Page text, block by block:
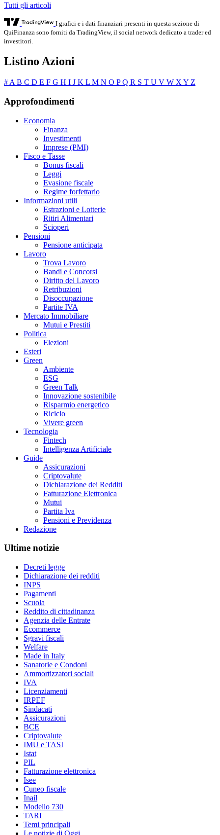
Tutti gli articoli
I grafici e i dati finanziari presenti in questa sezione di
QuiFinanza sono forniti da TradingView, il social network dedicato a trader ed
investitori.
Listino Azioni
# A B C D E F G H I J K L M N O PQ R S T U V W X Y Z
Approfondimenti
Economia
Finanza
Investimenti
Imprese (PMI)
Fisco e Tasse
Bonus fiscali
Leggi
Evasione fiscale
Regime forfettario
Informazioni utili
Estrazioni e Lotterie
Ritiri Alimentari
Scioperi
Pensioni
Pensione anticipata
Lavoro
Trova Lavoro
Bandi e Concorsi
Diritto del Lavoro
Retribuzioni
Disoccupazione
Partite IVA
Mercato Immobiliare
Mutui e Prestiti
Politica
Elezioni
Esteri
Green
Ambiente
ESG
Green Talk
Innovazione sostenibile
Risparmio energetico
Riciclo
Vivere green
Tecnologia
Fintech
Intelligenza Artificiale
Guide
Assicurazioni
Criptovalute
Dichiarazione dei Redditi
Fatturazione Elettronica
Mutui
Partita Iva
Pensioni e Previdenza
Redazione
Ultime notizie
Decreti legge
Dichiarazione dei redditi
INPS
Pagamenti
Scuola
Reddito di cittadinanza
Agenzia delle Entrate
Ecommerce
Sgravi fiscali
Welfare
Made in Italy
Sanatorie e Condoni
Ammortizzatori sociali
IVA
Licenziamenti
IRPEF
Sindacati
Assicurazioni
BCE
Criptovalute
IMU e TASI
Istat
PIL
Fatturazione elettronica
Isee
Cuneo fiscale
Inail
Modello 730
TARI
Temi principali